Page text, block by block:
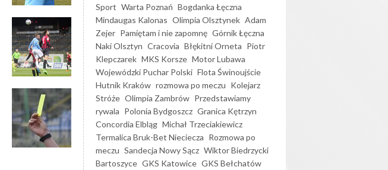
Sport Warta Poznań Bogdanka Łęczna
Mindaugas Kalonas Olimpia Olsztynek Adam
Zejer Pamiętam i nie zapomnę Górnik Łęczna
Naki Olsztyn Cracovia Błękitni Orneta Piotr
Klepczarek MKS Korsze Motor Lubawa
Wojewódzki Puchar Polski Flota Świnoujście
Hutnik Kraków rozmowa po meczu Kolejarz
Stróże Olimpia Zambrów Przedstawiamy
rywala Polonia Bydgoszcz Granica Kętrzyn
Concordia Elbląg Michał Trzeciakiewicz
Termalica Bruk-Bet Nieciecza Rozmowa po
meczu Sandecja Nowy Sącz Wiktor Biedrzycki
Bartoszyce GKS Katowice GKS Bełchatów